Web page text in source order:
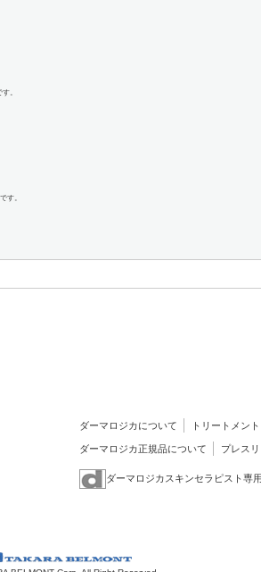
。
す。
ダーマロジカについて トリートメント
ダーマロジカ正規品について プレス
ダーマロジカスキンセラピスト専